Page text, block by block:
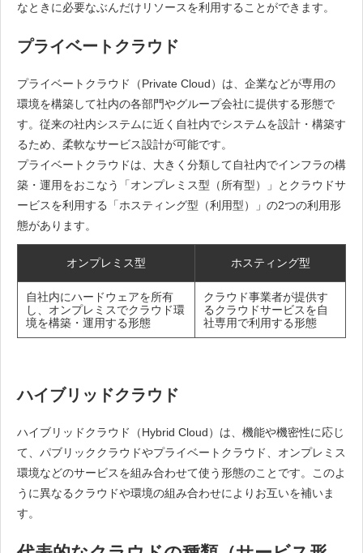
なときに必要なぶんだけリソースを利用することができます。
プライベートクラウド
プライベートクラウド（Private Cloud）は、企業などが専用の
環境を構築して社内の各部門やグループ会社に提供する形態で
す。従来の社内システムに近く自社内でシステムを設計・構築す
るため、柔軟なサービス設計が可能です。
プライベートクラウドは、大きく分類して自社内でインフラの構
築・運用をおこなう「オンプレミス型（所有型）」とクラウドサ
ービスを利用する「ホスティング型（利用型）」の2つの利用形
態があります。
オンプレミス型 ホスティング型
自社内にハードウェアを所有
し、オンプレミスでクラウド環
境を構築・運用する形態
クラウド事業者が提供す
るクラウドサービスを自
社専用で利用する形態
ハイブリッドクラウド
ハイブリッドクラウド（Hybrid Cloud）は、機能や機密性に応じ
て、パブリッククラウドやプライベートクラウド、オンプレミス
環境などのサービスを組み合わせて使う形態のことです。このよ
うに異なるクラウドや環境の組み合わせによりお互いを補いま
す。